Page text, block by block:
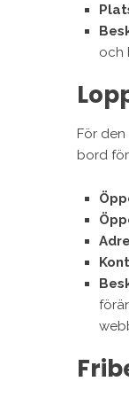
och
För
bord